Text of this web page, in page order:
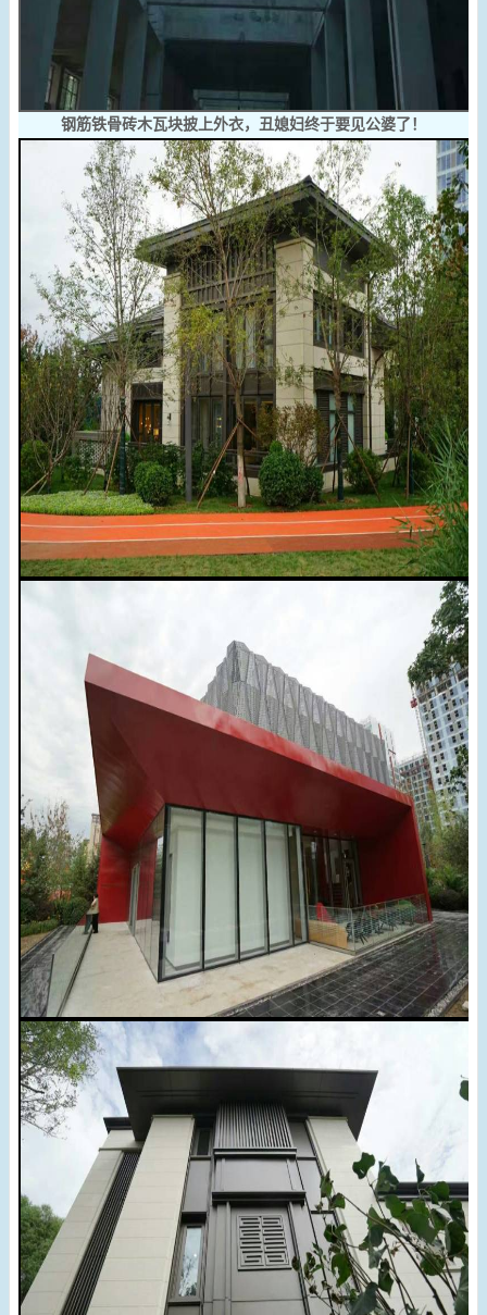
钢筋铁骨砖木瓦块披上外衣，丑媳妇终于要见公婆了！